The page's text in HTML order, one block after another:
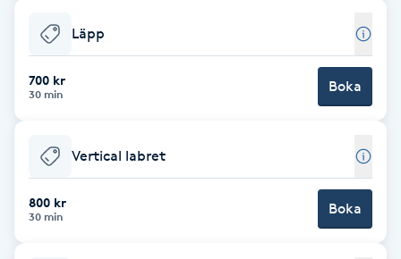
Fotmassage
Fotvård
Fransar
Fransborttagning
Läpp
700 kr
30 min Boka
Vertical labret
800 kr
30 min Boka